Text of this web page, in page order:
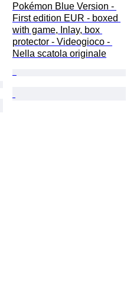
Pokémon Blue Version -
First edition EUR - boxed
with game, Inlay, box
protector - Videogioco -
Nella scatola originale